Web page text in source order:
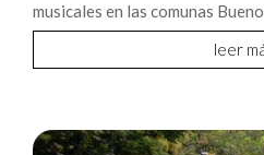
musicales en las comunas
leer